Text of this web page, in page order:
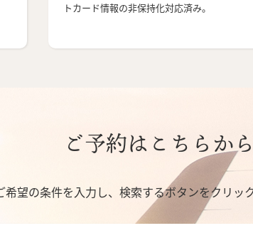
トカード情報の非保持化対応済み。
ご予約はこちらから
希望の条件を入力し、検索するボタンをクリッ